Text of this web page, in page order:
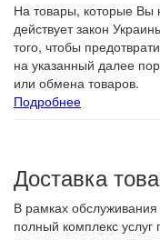
На товары, которые Вы
действует закон
того, чтобы
на указанный далее
или обмена товаров.
Подробнее
Доставка
В рамках
полный комплекс